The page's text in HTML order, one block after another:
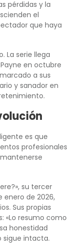
pérdidas y la
el
que haya
La serie llega
en octubre
a sus
y sanador en
es que
profesionales
su tercer
enero de 2026,
Sus propias
«Lo resumo como
honestidad
sigue intacta.